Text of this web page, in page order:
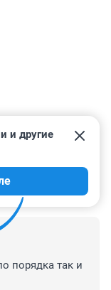
и другие
порядка так и